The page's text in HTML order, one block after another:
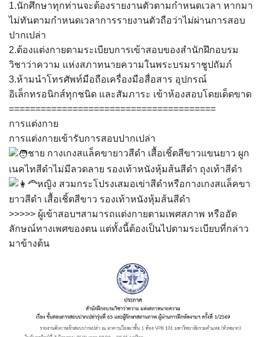
1.นักศึกษาทุกท่านจะต้องรายงานตัวตามกำหนดเวลา หากมา
ไม่ทันตามกำหนดเวลาการรายงานตัวถือว่าไม่ผ่านการสอบ
ปากเปล่า
2.ต้องแต่งกายตามระเบียบการเข้าสอบของสำนักฝึกอบรม
วิชาว่าความ แห่งสภาทนายความในพระบรมราชูปถัมภ์
3.ห้ามนำโทรศัพท์มือถือเครื่องมือสื่อสาร อุปกรณ์
อิเล็กทรอนิกส์ทุกชนิด และสัมภาระ เข้าห้องสอบโดยเด็ดขาด
=======================================
การแต่งกาย
การแต่งกายเข้ารับการสอบปากเปล่า
ชาย กางเกงสแล็คขายาวสีดำ เสื้อเชิ้ตสีขาวแขนยาว ผูก
เนคไทสีดำไม่มีลวดลาย รองเท้าหนังหุ้มส้นสีดำ ถุงเท้าสีดำ
หญิง สวมกระโปรงเสมอเข่าสีดำหรือกางเกงสแล็คขา
ยาวสีดำ เสื้อเชิ้ตสีขาว รองเท้าหนังหุ้มส้นสีดำ
>>>>> ผู้เข้าสอบฯสามารถแต่งกายตามเพศสภาพ หรืออัต
ลักษณ์ทางเพศของตน แต่ทั้งนี้ต้องเป็นไปตามระเบียบที่กล่าว
มาข้างต้น